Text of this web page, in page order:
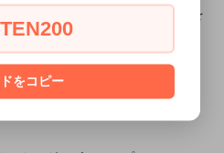
アコス衣装を着用したイベントを
をコピー